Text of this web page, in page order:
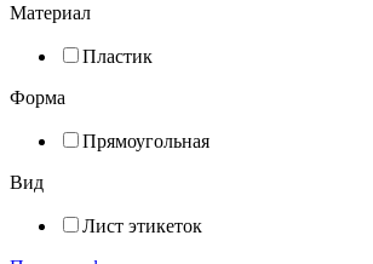
Материал
Пластик
Форма
Прямоугольная
Вид
Лист этикеток